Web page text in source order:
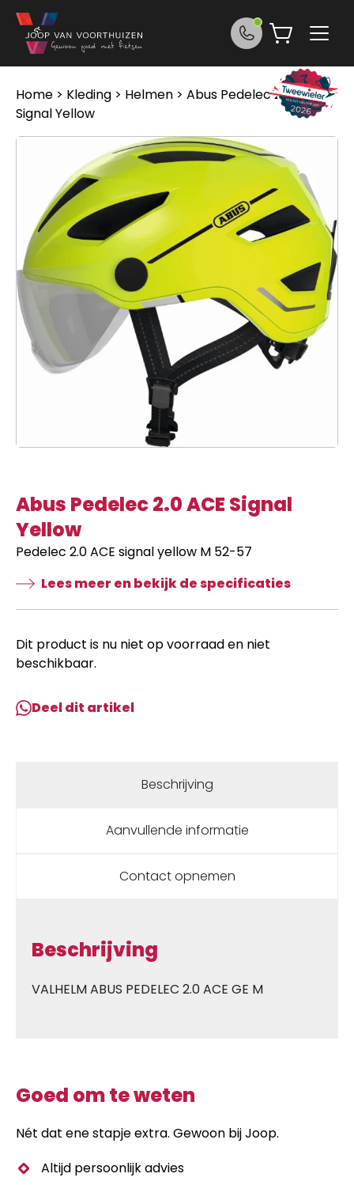
Ga naar de inhoud
Home > Kleding > Helmen > Abus Pedelec 2.0 ACE
Signal Yellow
Abus Pedelec 2.0 ACE Signal
Yellow
Pedelec 2.0 ACE signal yellow M 52-57
Lees meer en bekijk de specificaties
Dit product is nu niet op voorraad en niet
beschikbaar.
Deel dit artikel
Beschrijving
Aanvullende informatie
Contact opnemen
Beschrijving
VALHELM ABUS PEDELEC 2.0 ACE GE M
Goed om te weten
Nét dat ene stapje extra. Gewoon bij Joop.
Altijd persoonlijk advies